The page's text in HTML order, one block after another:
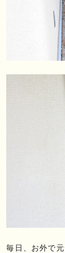
毎日、お外で